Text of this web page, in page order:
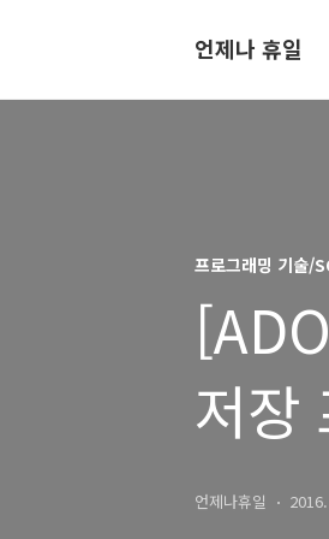
언제나 휴일
프로그래밍 기술/
저장
언제나휴일